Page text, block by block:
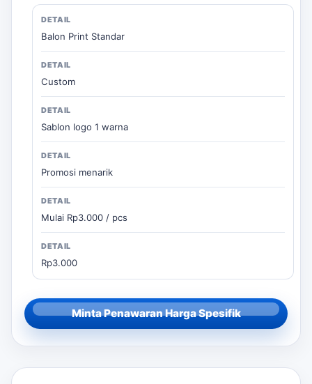
Balon Print Standar
Custom
Sablon logo 1 warna
Promosi menarik
Mulai Rp3.000 / pcs
Rp3.000
Minta Penawaran Harga Spesifik